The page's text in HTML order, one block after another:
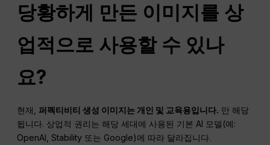
당황하게 만든 이미지를 상
업적으로 사용할 수 있나
요?
현재, 퍼펙티비티 생성 이미지는 개인 및 교육용입니다. 만 해당
됩니다. 상업적 권리는 해당 세대에 사용된 기본 AI 모델(예:
OpenAI, Stability 또는 Google)에 따라 달라집니다.